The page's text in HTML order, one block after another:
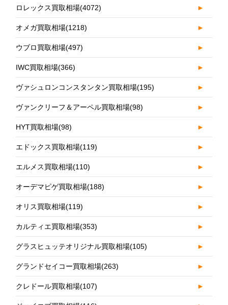
ロレックス買取相場(4072) ►
オメガ買取相場(1218) ►
ウブロ買取相場(497) ►
IWC買取相場(366) ►
ヴァシュロンコンスタンタン買取相場(195) ►
ヴァンクリーフ＆アーペル買取相場(98) ►
HYT買取相場(98) ►
エドックス買取相場(119) ►
エルメス買取相場(110) ►
オーデマピゲ買取相場(188) ►
オリス買取相場(119) ►
カルティエ買取相場(353) ►
グラスヒュッテオリジナル買取相場(105) ►
グランドセイコー買取相場(263) ►
クレドール買取相場(107) ►